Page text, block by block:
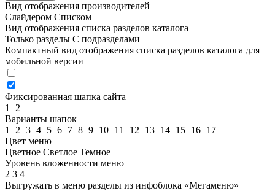
Вид отображения производителей
Слайдером Списком
Вид отображения списка разделов каталога
Только разделы С подразделами
Компактный вид отображения списка разделов каталога для
мобильной версии
Фиксированная шапка сайта
1
2
Варианты шапок
1
2 3 4 5 6 7 8 9 10 11 12 13 14 15 16 17
Цвет меню
Цветное Светлое Темное
Уровень вложенности меню
2 3 4
Выгружать в меню разделы из инфоблока «Мегаменю»